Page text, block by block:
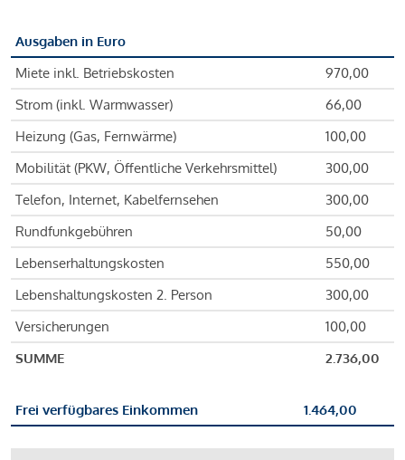
Ausgaben in Euro
Miete inkl. Betriebskosten
970,00
Strom (inkl. Warmwasser)
66,00
Heizung (Gas, Fernwärme)
100,00
Mobilität (PKW, Öffentliche Verkehrsmittel)
300,00
Telefon, Internet, Kabelfernsehen
300,00
Rundfunkgebühren
50,00
Lebenserhaltungskosten
550,00
Lebenshaltungskosten 2. Person
300,00
Versicherungen
100,00
SUMME
2.736,00
Frei verfügbares Einkommen 1.464,00